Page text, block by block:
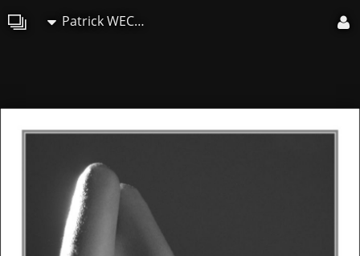
Patrick WECKSTEEN